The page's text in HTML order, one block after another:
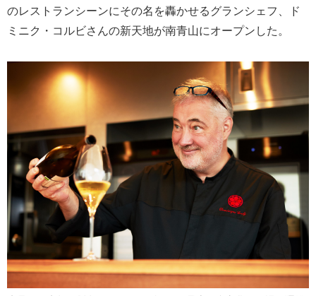
のレストランシーンにその名を轟かせるグランシェフ、ド
ミニク・コルビさんの新天地が南青山にオープンした。